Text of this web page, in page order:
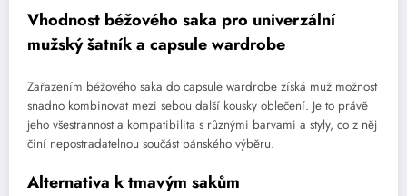
Vhodnost béžového saka pro univerzální
mužský šatník a capsule wardrobe
Zařazením béžového saka do capsule wardrobe získá muž možnost
snadno kombinovat mezi sebou další kousky oblečení. Je to právě
jeho všestrannost a kompatibilita s různými barvami a styly, co z něj
činí nepostradatelnou součást pánského výběru.
Alternativa k tmavým sakům